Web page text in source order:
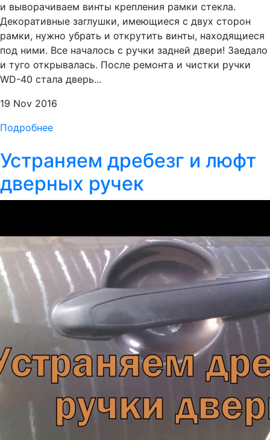
и выворачиваем винты крепления рамки стекла.
Декоративные заглушки, имеющиеся с двух сторон
рамки, нужно убрать и открутить винты, находящиеся
под ними. Все началось с ручки задней двери! Заедало
и туго открывалась. После ремонта и чистки ручки
WD-40 стала дверь...
19 Nov 2016
Подробнее
Устраняем дребезг и люфт
дверных ручек